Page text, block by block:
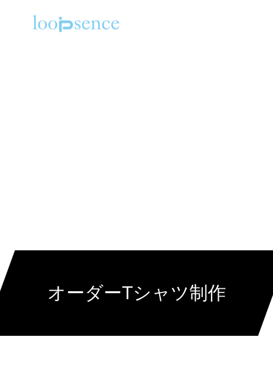
HOME NEWS DESIGN
オーダーTシャツ制作